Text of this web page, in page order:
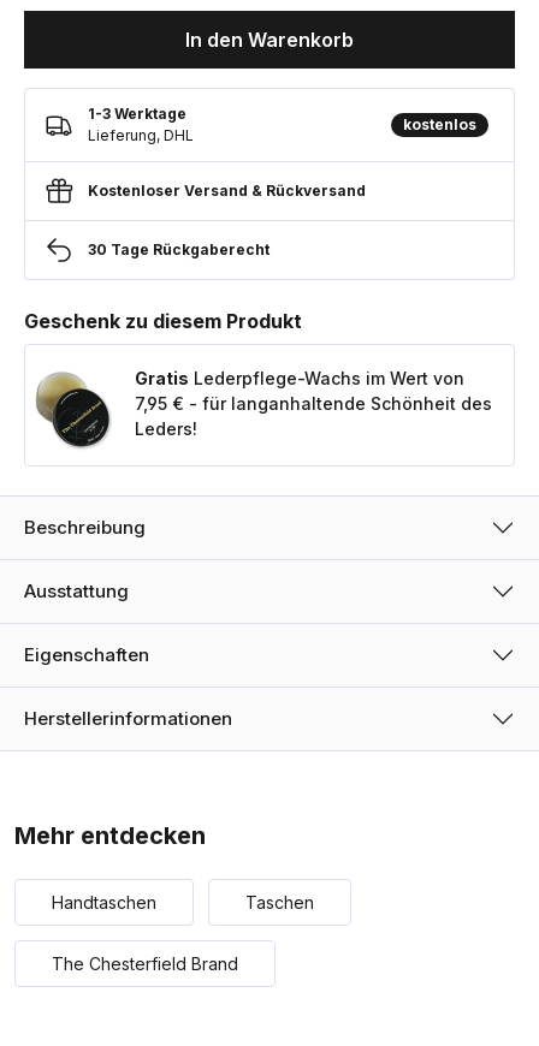
In den Warenkorb
1-3 Werktage
Lieferung, DHL
kostenlos
Kostenloser Versand & Rückversand
30 Tage Rückgaberecht
Geschenk zu diesem Produkt
Gratis Lederpflege-Wachs im Wert von
7,95 € - für langanhaltende Schönheit des
Leders!
Beschreibung
Ausstattung
Eigenschaften
Herstellerinformationen
Mehr entdecken
Handtaschen Taschen
The Chesterfield Brand